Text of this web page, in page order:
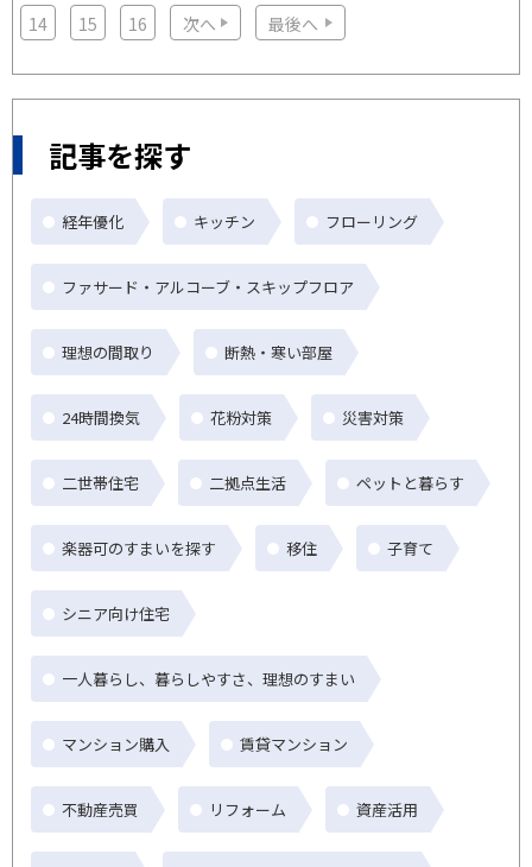
14
15 16 次へ 最後へ
記事を探す
経年優化 キッチン フローリング
ファサード・アルコーブ・スキップフロア
理想の間取り 断熱・寒い部屋
24時間換気 花粉対策 災害対策
二世帯住宅 二拠点生活 ペットと暮らす
楽器可のすまいを探す 移住 子育て
シニア向け住宅
一人暮らし、暮らしやすさ、理想のすまい
マンション購入 賃貸マンション
不動産売買 リフォーム 資産活用